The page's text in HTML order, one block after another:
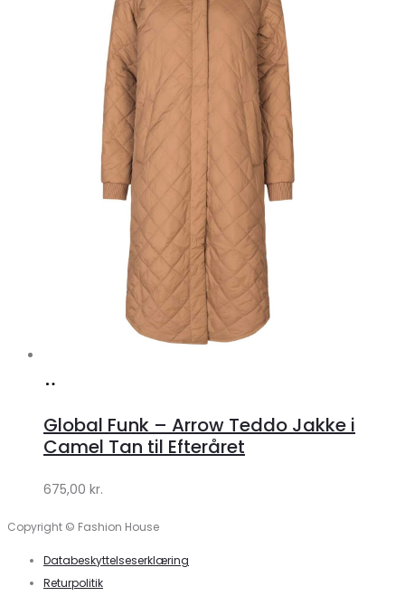
Lykke
Lykke
Global Funk – Arrow Teddo Jakke i
Camel Tan til Efteråret
675,00 kr.
Copyright © Fashion House
Databeskyttelseserklæring
Returpolitik